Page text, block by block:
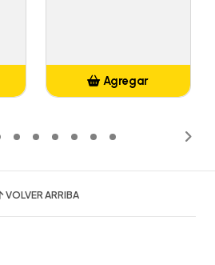
Agregar
VOLVER ARRIBA